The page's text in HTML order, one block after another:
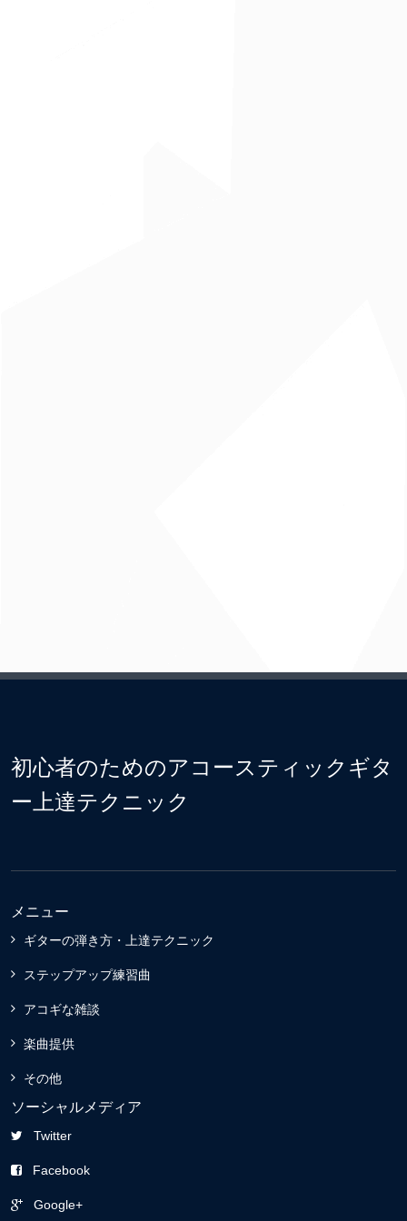
初心者のためのアコースティックギタ
ー上達テクニック
メニュー
ギターの弾き方・上達テクニック
ステップアップ練習曲
アコギな雑談
楽曲提供
その他
ソーシャルメディア
Twitter
Facebook
Google+